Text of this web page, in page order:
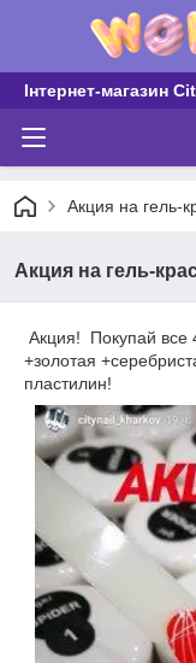
Інтернет-магазин
Акция на гель-
Акция на гель-
Акция! Покупай все
+золотая
пластилин!